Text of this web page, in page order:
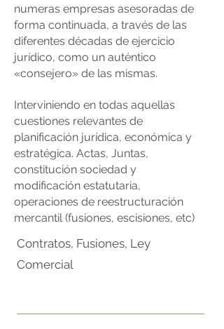
numeras empresas asesoradas de
forma continuada, a través de las
diferentes décadas de ejercicio
jurídico, como un auténtico
«consejero» de las mismas.
Interviniendo en todas aquellas
cuestiones relevantes de
planificación jurídica, económica y
estratégica. Actas, Juntas,
constitución sociedad y
modificación estatutaria,
operaciones de reestructuración
mercantil (fusiones, escisiones, etc)
Contratos, Fusiones, Ley
Comercial